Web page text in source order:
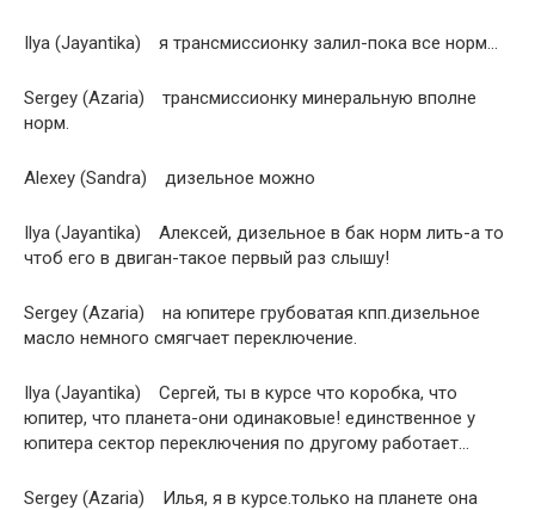
Ilya (Jayantika) я трансмиссионку залил-пока все норм…
Sergey (Azaria) трансмиссионку минеральную вполне
норм.
Alexey (Sandra) дизельное можно
Ilya (Jayantika) Алексей, дизельное в бак норм лить-а то
чтоб его в двиган-такое первый раз слышу!
Sergey (Azaria) на юпитере грубоватая кпп.дизельное
масло немного смягчает переключение.
Ilya (Jayantika) Сергей, ты в курсе что коробка, что
юпитер, что планета-они одинаковые! единственное у
юпитера сектор переключения по другому работает…
Sergey (Azaria) Илья, я в курсе.только на планете она